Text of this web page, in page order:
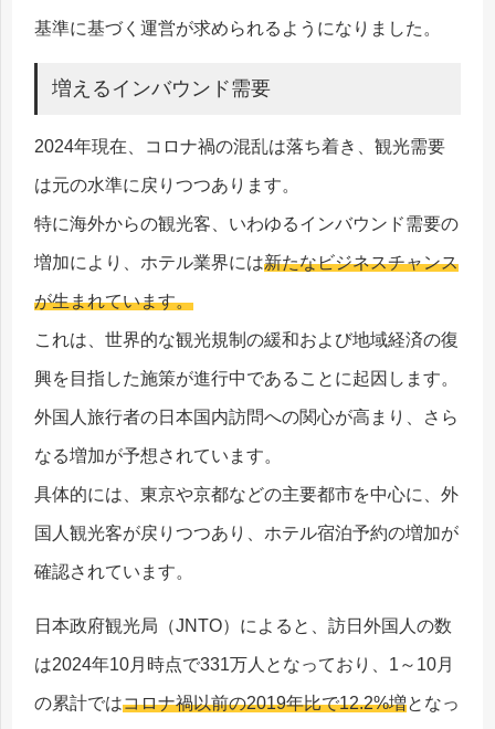
基準に基づく運営が求められるようになりました。
増えるインバウンド需要
2024年現在、コロナ禍の混乱は落ち着き、観光需要
は元の水準に戻りつつあります。
特に海外からの観光客、いわゆるインバウンド需要の
増加により、ホテル業界には新たなビジネスチャンス
が生まれています。
これは、世界的な観光規制の緩和および地域経済の復
興を目指した施策が進行中であることに起因します。
外国人旅行者の日本国内訪問への関心が高まり、さら
なる増加が予想されています。
具体的には、東京や京都などの主要都市を中心に、外
国人観光客が戻りつつあり、ホテル宿泊予約の増加が
確認されています。
日本政府観光局（JNTO）によると、訪日外国人の数
は2024年10月時点で331万人となっており、1～10月
の累計ではコロナ禍以前の2019年比で12.2%増となっ